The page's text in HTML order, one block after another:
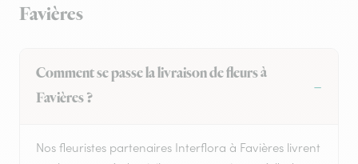
Favières
Comment se passe la livraison de fleurs à
Favières ?
Nos fleuristes partenaires Interflora à Favières livrent